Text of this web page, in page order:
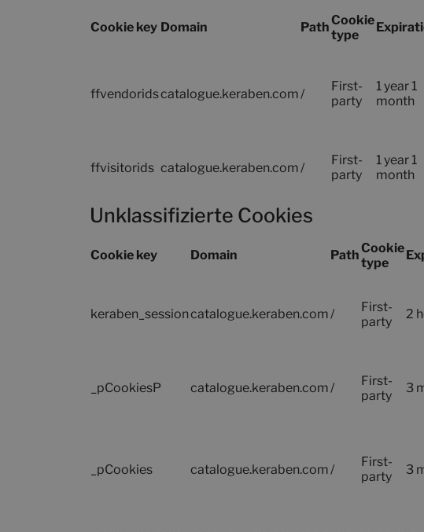
Cookie key Domain PathCookie
type
ffvendoridscatalogue.keraben.com/
First-
party
1 year 1
month
ffvisitorids catalogue.keraben.com/
First-
party
1 year 1
month
Unklassifizierte Cookies
Cookie key Domain PathCookie
type
keraben_sessioncatalogue.keraben.com/
First-
party
2
_pCookiesP catalogue.keraben.com/
First-
party
3
_pCookies catalogue.keraben.com/
First-
party
3